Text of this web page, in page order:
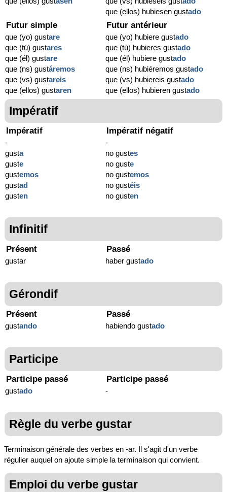
que (ellos) hubiesen gustado
Futur simple
que (yo) gustare
que (tú) gustares
que (él) gustare
que (ns) gustáremos
que (vs) gustareis
que (ellos) gustaren
Futur antérieur
que (yo) hubiere gustado
que (tú) hubieres gustado
que (él) hubiere gustado
que (ns) hubiéremos gustado
que (vs) hubiereis gustado
que (ellos) hubieren gustado
Impératif
Impératif
-
gusta
guste
gustemos
gustad
gusten
Impératif négatif
-
no gustes
no guste
no gustemos
no gustéis
no gusten
Infinitif
Présent
gustar
Passé
haber gustado
Gérondif
Présent
gustando
Passé
habiendo gustado
Participe
Participe passé
gustado
Participe passé
-
Règle du verbe gustar
Terminaison générale des verbes en -ar. Il s'agit d'un verbe
régulier auquel on ajoute simple la terminaison qui convient.
Emploi du verbe gustar